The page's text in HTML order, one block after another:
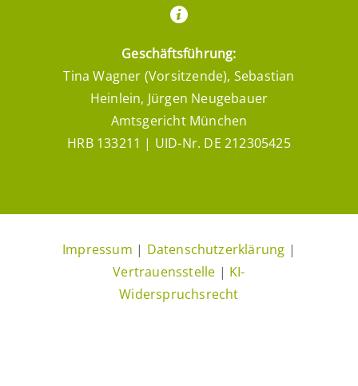
Geschäftsführung:
Tina Wagner (Vorsitzende), Sebastian
Heinlein, Jürgen Neugebauer
Amtsgericht München
HRB 133211 | UID-Nr. DE 212305425
Impressum | Datenschutzerklärung |
Vertrauensstelle | KI-
Widerspruchsrecht